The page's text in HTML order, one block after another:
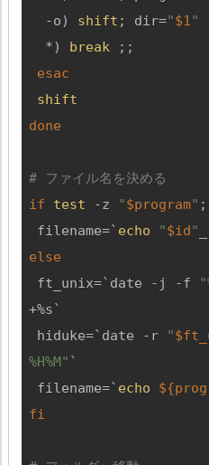
  -o)
shift ; dir="$1"
  *)
break ;;
esac
shift
done
# ファイル名を決める
if
test -z "$program" ;
filename=` echo "$id"
else
ft_unix=`date -j -f
+%s`
hiduke=`date -r
"
%H%M" `
filename=` echo
fi